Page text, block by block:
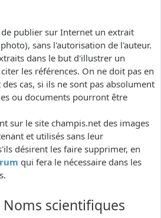
publier sur Internet un extrait
sans l'autorisation de l'auteur.
dans le but d'illustrer un
les références. On ne doit pas en
cas, si ils ne sont pas absolument
ou documents pourront être
sur le site champis.net des images
et utilisés sans leur
désirent les faire supprimer, en
qui fera le nécessaire dans les
scientifiques